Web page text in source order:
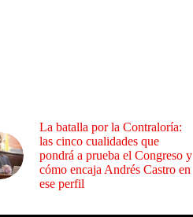
La batalla por la Contraloría:
las cinco cualidades que
pondrá a prueba el Congreso y
cómo encaja Andrés Castro en
ese perfil